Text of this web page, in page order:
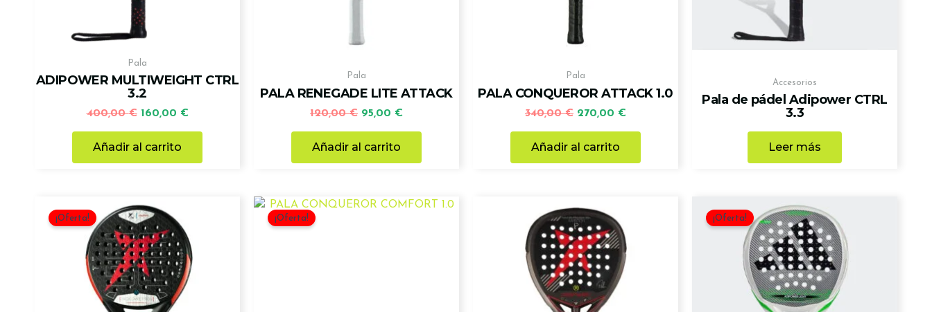
Pala
ADIPOWER MULTIWEIGHT CTRL
3.2
400,00€ 160,00 €
Añadir al carrito
Pala
PALA RENEGADE LITE ATTACK
120,00€ 95,00 €
Añadir al carrito
Pala
PALA CONQUEROR ATTACK 1.0
340,00€ 270,00 €
Añadir al carrito
Accesorios
Pala de pádel Adipower CTRL
3.3
Leer más
¡Oferta!
El
precio
original
era:
240,00 €.
es:
190,00 €.
¡Oferta!
El
El
¡Oferta!
precio
original
era:
200,00 €.
es:
120,00 €.